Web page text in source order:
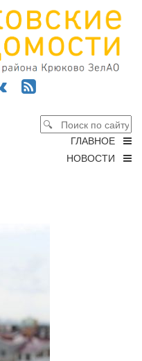
ГЛАВНОЕ
НОВОСТИ